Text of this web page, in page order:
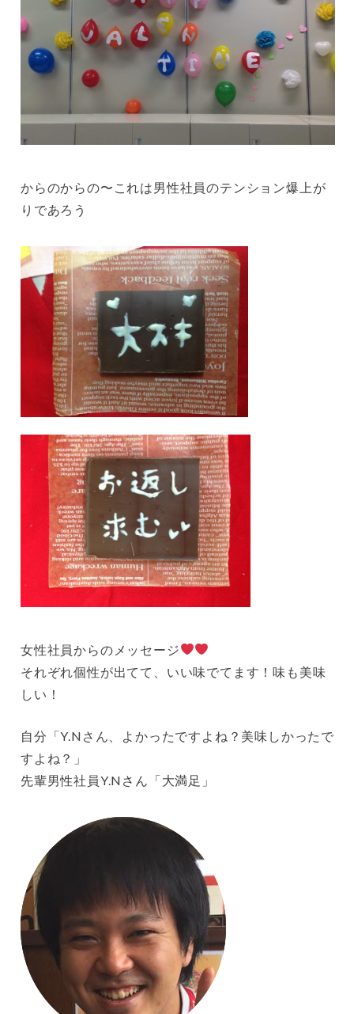
からのからの〜これは男性社員のテンション爆上が
りであろう
女性社員からのメッセージ
それぞれ個性が出てて、いい味でてます！味も美味
しい！
自分「Y.Nさん、よかったですよね？美味しかったで
すよね？」
先輩男性社員Y.Nさん「大満足」